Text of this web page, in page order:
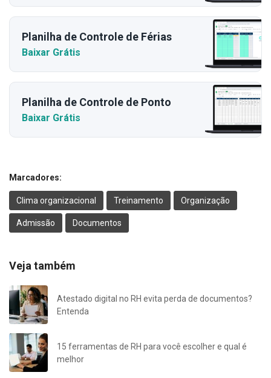
Planilha de Controle de Férias
Baixar Grátis
Planilha de Controle de Ponto
Baixar Grátis
Marcadores:
Clima organizacional Treinamento Organização
Admissão Documentos
Veja também
Atestado digital no RH evita perda de documentos?
Entenda
15 ferramentas de RH para você escolher e qual é
melhor